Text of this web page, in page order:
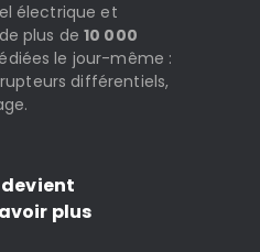
électrique et
plus de10 000
le jour-même :
différentiels,
plus